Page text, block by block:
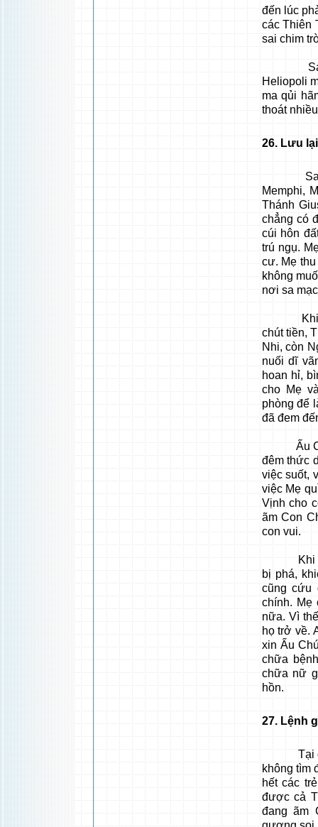
đến lúc
các Thiên
sai chim
Sau
Heliopoli
ma qủi
thoát
26. Lưu
Sau khi
Memphi,
Thánh
chẳng có
cúi hôn
trú ngụ.
cư. Mẹ
không
nơi sa
Khi
chút tiền,
Nhi, còn
nuối dĩ
hoan hỉ,
cho Mẹ
phòng để
đã đem
Ấu
đêm thức
việc suốt,
việc Mẹ
Vịnh cho
ãm Con
con vui.
Khi vừa
bị phá,
cũng cứu
chính. Mẹ
nữa. Vì
họ trở về.
xin Ấu
chữa
chữa nữ
hồn.
27. Lệnh
Tại quê
không tìm
hết các
được cả
đang ãm